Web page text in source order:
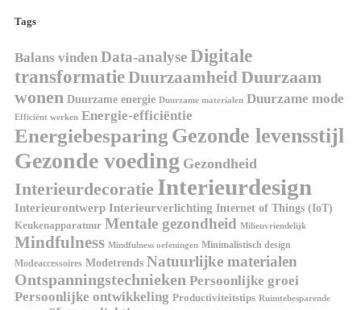
Tags
Balans vinden Data-analyseDigitale
transformatieDuurzaamheidDuurzaam
wonen Duurzame energie Duurzame materialen Duurzame mode
Efficiënt werken Energie-efficiëntie
Energiebesparing Gezonde levensstijl
Gezonde voeding Gezondheid
Interieurdecoratie Interieurdesign
Interieurontwerp Interieurverlichting Internet of Things (IoT)
Keukenapparatuur Mentale gezondheid Milieuvriendelijk
Mindfulness Mindfulness oefeningen Minimalistisch design
Modeaccessoires Modetrends Natuurlijke materialen
Ontspanningstechnieken Persoonlijke groei
Persoonlijke ontwikkeling Productiviteitstips Ruimtebesparende